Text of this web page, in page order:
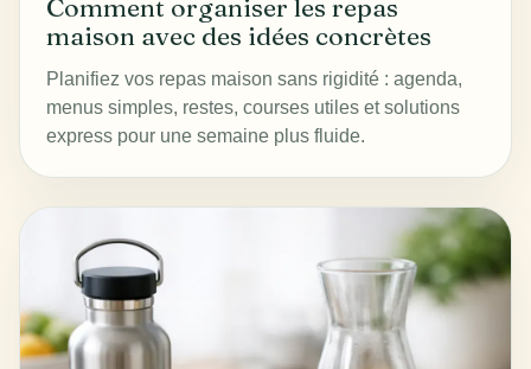
Comment organiser les repas
maison avec des idées concrètes
Planifiez vos repas maison sans rigidité : agenda,
menus simples, restes, courses utiles et solutions
express pour une semaine plus fluide.